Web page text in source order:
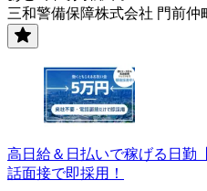
三和警備保障株式会社 門前仲
高日給＆日払いで稼げる日勤
話面接で即採用！